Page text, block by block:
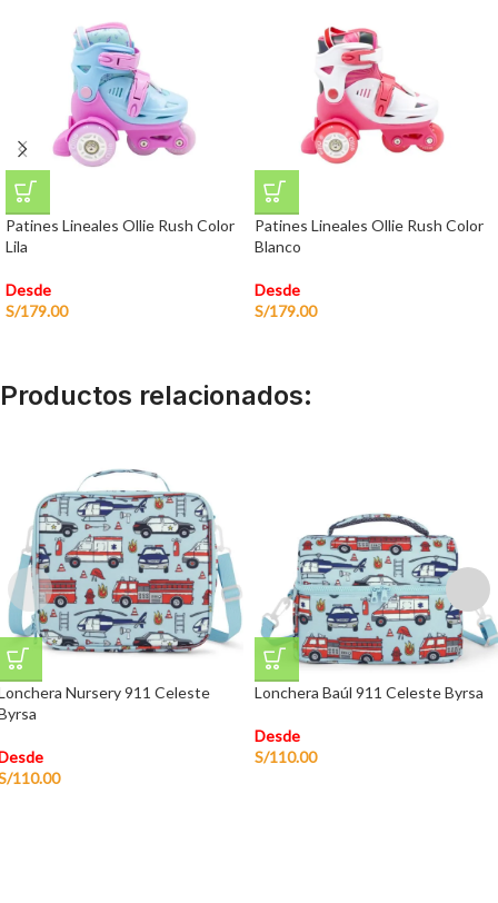
Patines Lineales Ollie Rush Color
Lila
Desde
S/179.00
Patines Lineales Ollie Rush Color
Blanco
Desde
S/179.00
Productos relacionados:
Nursery 911 Celeste
110.00
Lonchera Baúl 911 Celeste Byrsa
Desde
S/110.00